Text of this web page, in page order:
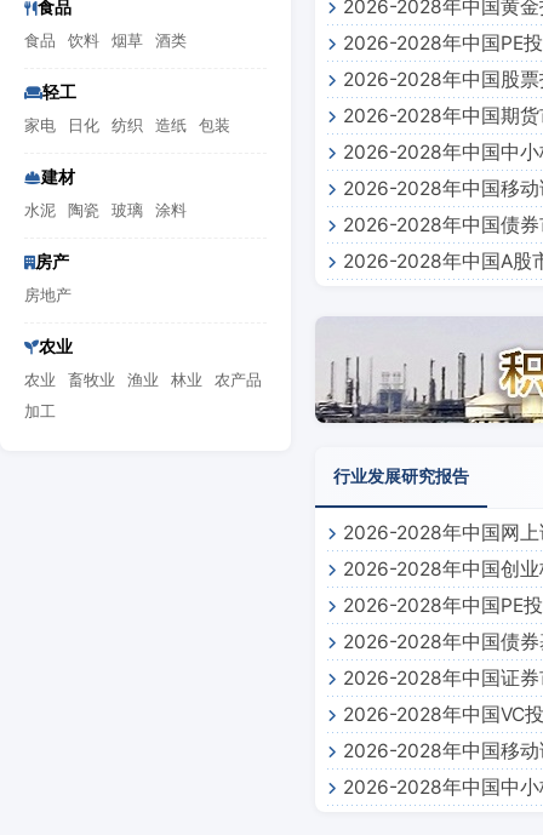
食品
食品 饮料 烟草 酒类
轻工
家电 日化 纺织 造纸 包装
建材
水泥 陶瓷 玻璃 涂料
房产
房地产
农业
农业 畜牧业 渔业 林业
农产品
加工
2026-2028年中国黄
2026-2028年中国PE
2026-2028年中国股
告2026-2028年中国期
2026-2028年中国中
2026-2028年中国移
2026-2028年中国债
2026-2028年中国A股
行业发展研究报告
2026-2028年中国网
2026-2028年中国创
2026-2028年中国PE
2026-2028年中国债
2026-2028年中国证
2026-2028年中国VC
2026-2028年中国移
2026-2028年中国中